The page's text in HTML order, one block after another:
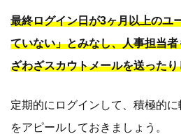
最終ログイン日が3ヶ月以上のユ
ていない」とみなし、人事担当
ざわざスカウトメールを送った
定期的にログインして、積極的
をアピールしておきましょう。